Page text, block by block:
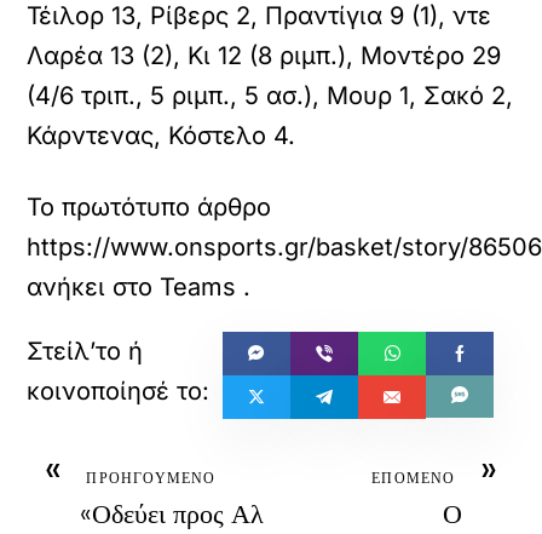
Τέιλορ 13, Ρίβερς 2, Πραντίγια 9 (1), ντε
Λαρέα 13 (2), Κι 12 (8 ριμπ.), Μοντέρο 29
(4/6 τριπ., 5 ριμπ., 5 ασ.), Μουρ 1, Σακό 2,
Κάρντενας, Κόστελο 4.
Το πρωτότυπο άρθρο
https://www.onsports.gr/basket/story/
ανήκει στο Teams .
« ΠΡΟΗΓΟΥΜΕΝΟ
«Οδεύει προς Αλ
»
ΕΠΟΜΕΝΟ
Ο